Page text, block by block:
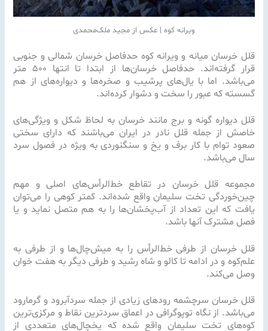
ویرانه کوه | عکس از مجید ملک‌محمدی
قلل خرسان میانه و ویرانه کوه حدفاصل خرسان شمالی و جنوبی
قرار گرفته‌اند. حدفاصل خرسان‌ها از ابتدا تا انتها ۵۰۰ متر
می‌باشد.‌ اما با یال‌های پرشیب و صخره‌ها و دیواره‌های از هم
گسسته که عبور را سخت و دشوار کرده‌اند.
قلل دیواره گونه و برج مانند خرسان به لحاظ شکل و ویژگی‌های
خاصش از جمله قلل نادر در ایران می‌باشند که دارای سختی
صعود توام با کار برف و یخ و سنگنوردی به ویژه در فصول سرد
سال می‌باشد.
مجموعه قلل خرسان در تقاطع خط‌الرأس‌های اصلی و مهم
چین‌خوردگی تخت سلیمان واقع شده‌اند. کمتر کوهی را می‌توان
یافت که این تعداد از آب‌پخشان‌ها را به هم متصل نماید و یا
فصل مشترک آنها باشد.
قلل خرسان از طرفی خط‌الرأس را به میش‌چال‌ها و از طرفی به
علم‌کوه و در ادامه تا کالو و شاه رشید و طرفی دیگر به هفت خوان
وصل می‌کند.
قلل خرسان سرچشمه رودهای زیادی از جمله سردآبرود و گرمارود
می‌باشد. از نگاه توپوگرافی در اعماق سردترین نقاط و مرکزی‌ترین
کوه‌های تخت سلیمان واقع شده که یخچال‌های متعددی از